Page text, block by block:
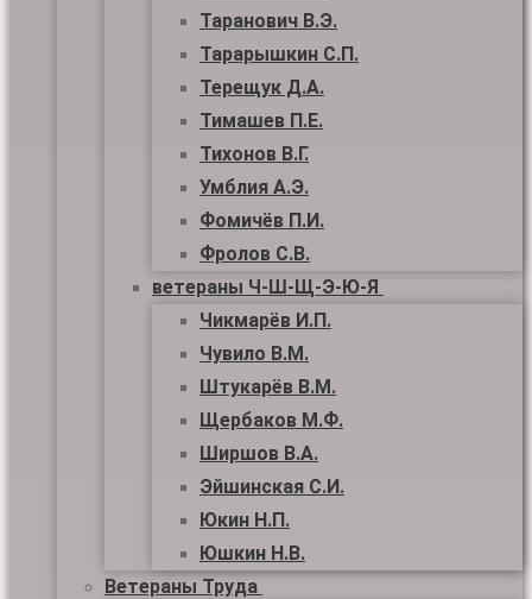
Таранович В.Э.
Тарарышкин С.П.
Терещук Д.А.
Тимашев П.Е.
Тихонов В.Г.
Умблия А.Э.
Фомичёв П.И.
Фролов С.В.
ветераны Ч-Ш-Щ-Э-Ю-Я
Чикмарёв И.П.
Чувило В.М.
Штукарёв В.М.
Щербаков М.Ф.
Ширшов В.А.
Эйшинская С.И.
Юкин Н.П.
Юшкин Н.В.
Ветераны Труда